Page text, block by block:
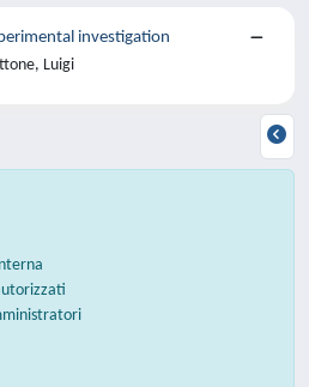
investigation
Luigi